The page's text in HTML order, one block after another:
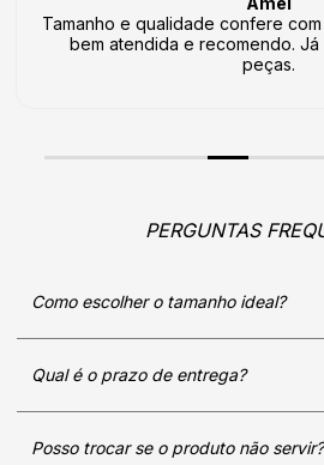
Tamanho e qualidade confere
bem atendida e recomendo. Já
peças.
PERGUNTAS
Como escolher o tamanho ideal?
Qual é o prazo de entrega?
Posso trocar se o produto não servir?